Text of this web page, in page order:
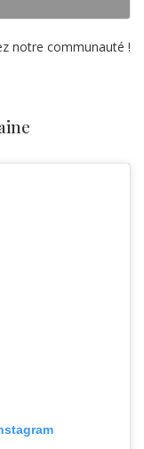
notre communauté !